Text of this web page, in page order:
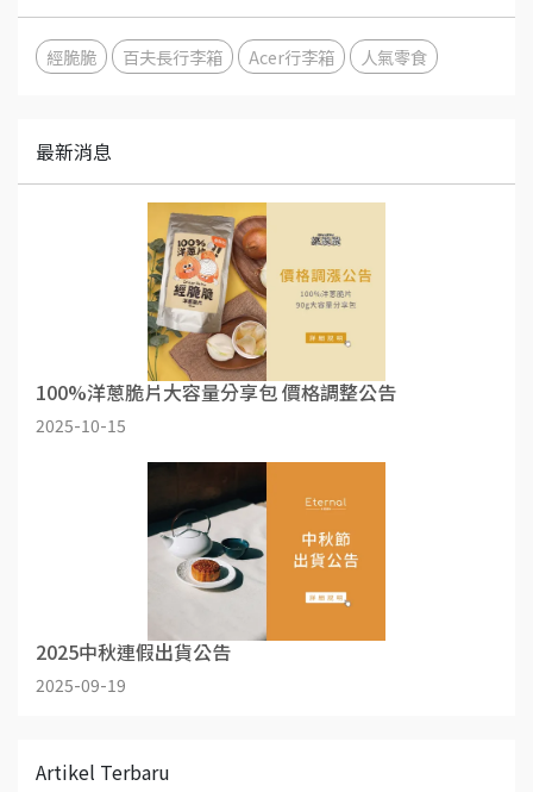
經脆脆 百夫長行李箱 Acer行李箱 人氣零食
最新消息
100%洋蔥脆片大容量分享包 價格調整公告
2025-10-15
2025中秋連假出貨公告
2025-09-19
Artikel Terbaru